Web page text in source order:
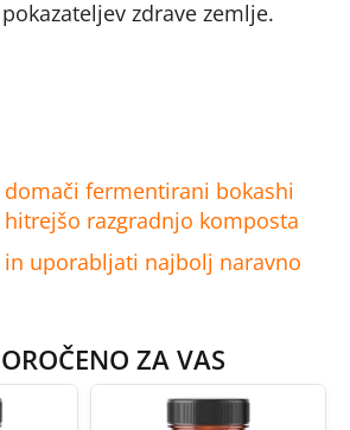
zdrave zemlje.
fermentirani bokashi
hitrejšo razgradnjo komposta
in uporabljati najbolj naravno
ZA VAS